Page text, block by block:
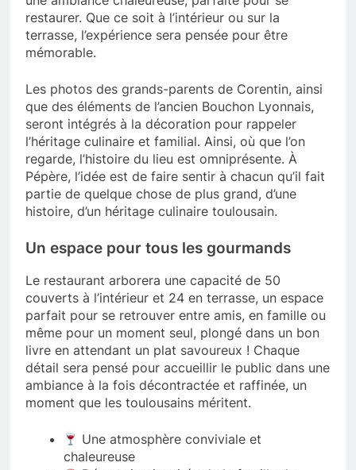
restaurer. Que ce soit à l’intérieur ou sur la
terrasse, l’expérience sera pensée pour être
mémorable.
Les photos des grands-parents de Corentin, ainsi
que des éléments de l’ancien Bouchon Lyonnais,
seront intégrés à la décoration pour rappeler
l’héritage culinaire et familial. Ainsi, où que l’on
regarde, l’histoire du lieu est omniprésente. À
Pépère, l’idée est de faire sentir à chacun qu’il fait
partie de quelque chose de plus grand, d’une
histoire, d’un héritage culinaire toulousain.
Un espace pour tous les gourmands
Le restaurant arborera une capacité de 50
couverts à l’intérieur et 24 en terrasse, un espace
parfait pour se retrouver entre amis, en famille ou
même pour un moment seul, plongé dans un bon
livre en attendant un plat savoureux ! Chaque
détail sera pensé pour accueillir le public dans une
ambiance à la fois décontractée et raffinée, un
moment que les toulousains méritent.
Une atmosphère conviviale et
chaleureuse